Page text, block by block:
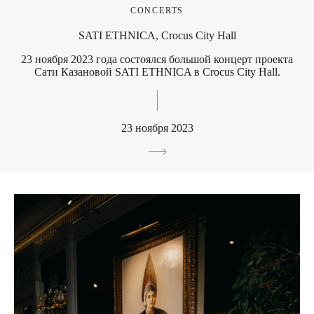
CONCERTS
SATI ETHNICA, Crocus City Hall
23 ноября 2023 года состоялся большой концерт проекта
Сати Казановой SATI ETHNICA в Crocus City Hall.
23 ноября 2023